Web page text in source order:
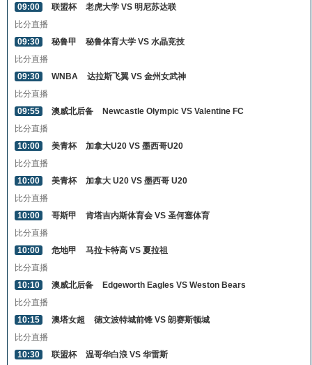
09:00
联盟杯
老虎大学 VS 明尼苏达联
比分直播
09:30
秘鲁甲
秘鲁体育大学 VS 水晶竞技
比分直播
09:30
WNBA
达拉斯飞翼 VS 金州女武神
比分直播
09:55
澳威北后备
Newcastle Olympic VS Valentine FC
比分直播
10:00
美青杯
加拿大U20 VS 墨西哥U20
比分直播
10:00
美青杯
加拿大 U20 VS 墨西哥 U20
比分直播
10:00
哥斯甲
肯塔吉内斯体育会 VS 圣何塞体育
比分直播
10:00
危地甲
马拉卡特高 VS 夏拉祖
比分直播
10:10
澳威北后备
Edgeworth Eagles VS Weston Bears
比分直播
10:15
澳塔女超
德文波特城前锋 VS 朗赛斯顿城
比分直播
10:30
联盟杯 温哥华白浪 VS 华雷斯